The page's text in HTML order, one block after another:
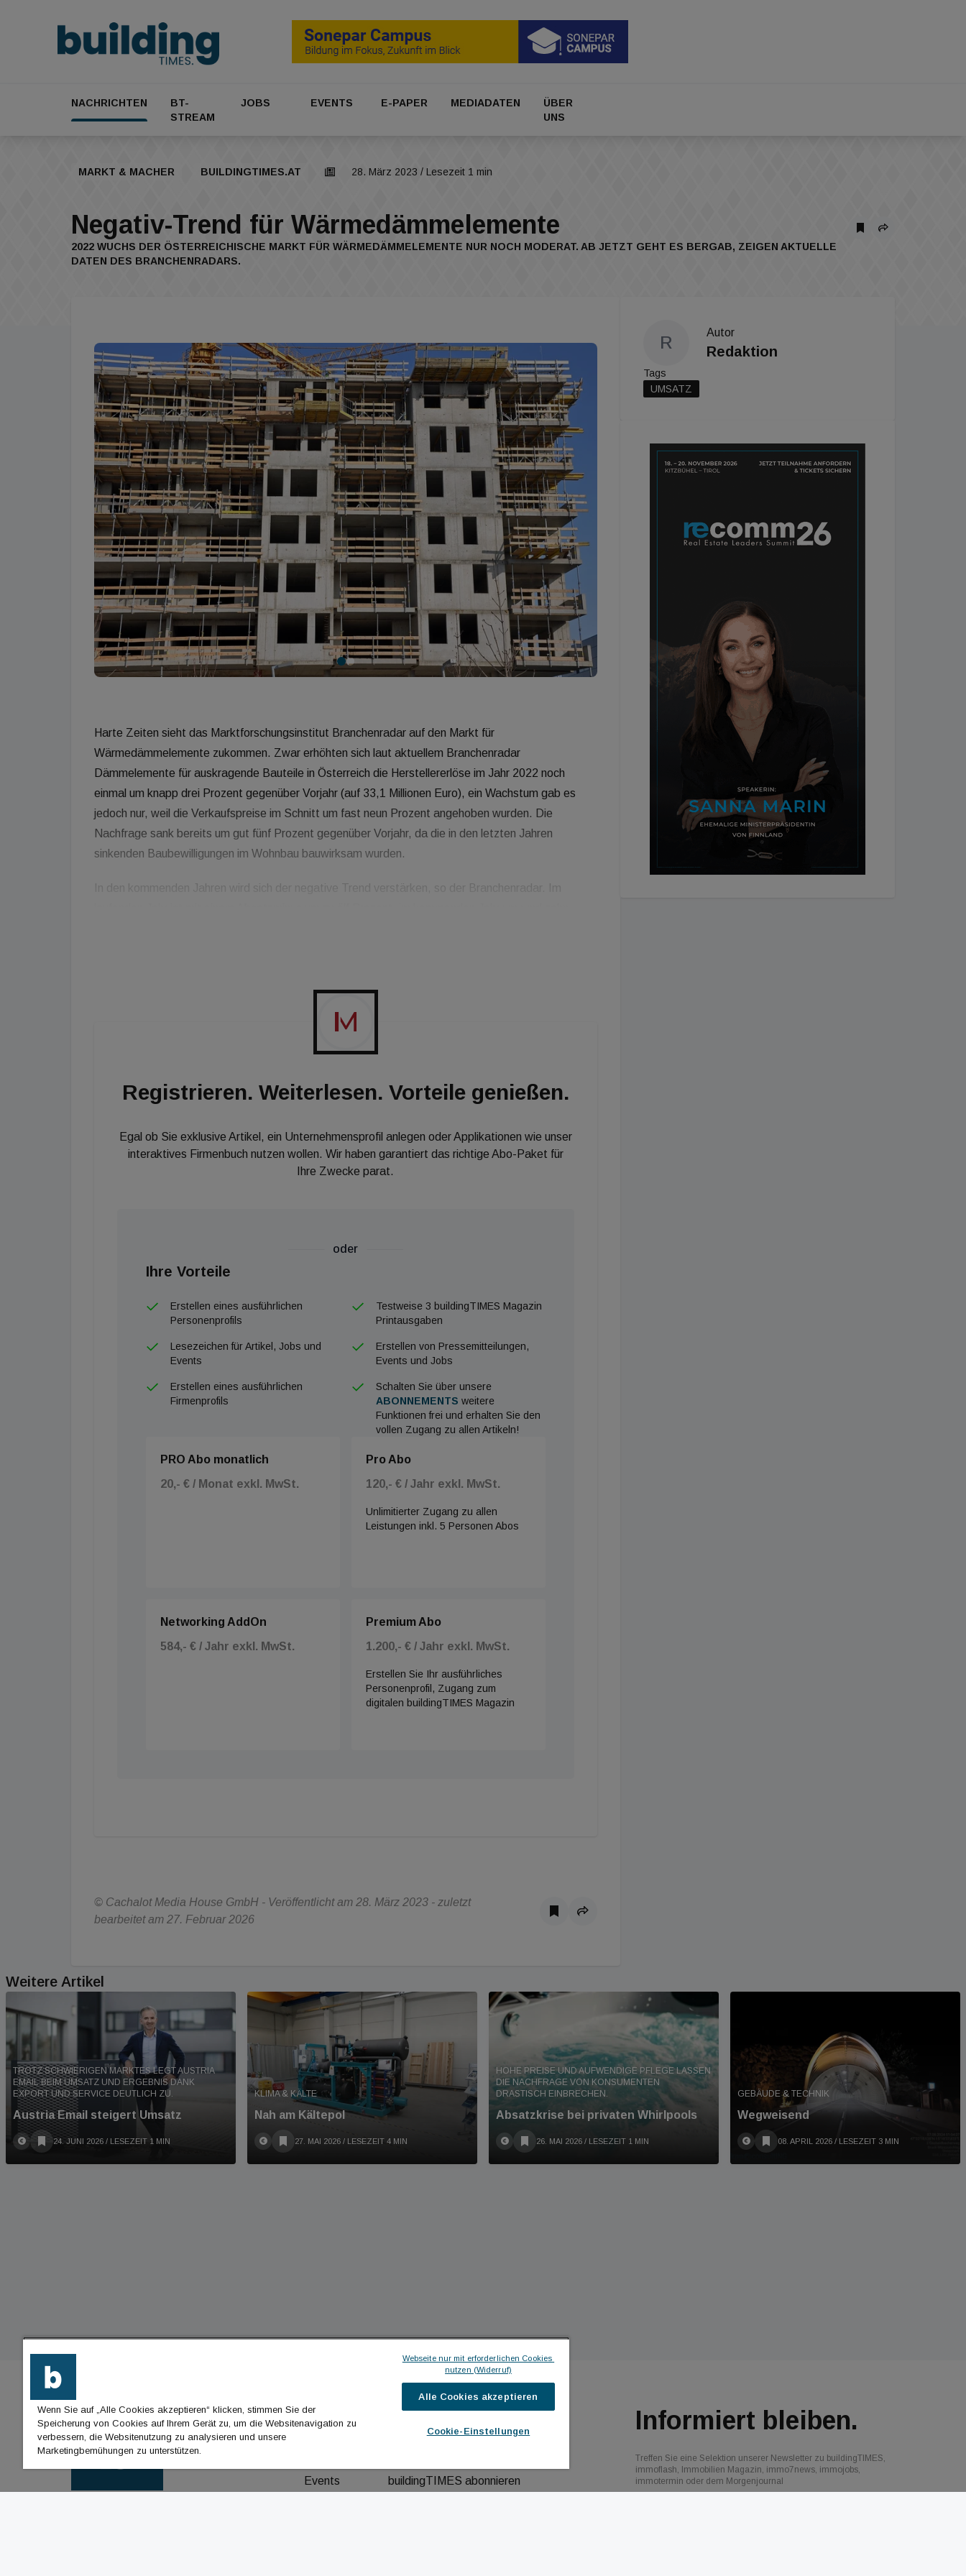
NACHRICHTEN
BT-
STREAM
JOBS EVENTS E-PAPER MEDIADATEN
ÜBER
UNS
MARKT & MACHER BUILDINGTIMES.AT 28. März 2023 / Lesezeit 1 min
Negativ-Trend für Wärmedämmelemente
2022 WUCHS DER ÖSTERREICHISCHE MARKT FÜR WÄRMEDÄMMELEMENTE NUR NOCH MODERAT. AB JETZT GEHT ES BERGAB, ZEIGEN AKTUELLE
DATEN DES BRANCHENRADARS.
Harte Zeiten sieht das Marktforschungsinstitut Branchenradar auf den Markt für
Wärmedämmelemente zukommen. Zwar erhöhten sich laut aktuellem Branchenradar
Dämmelemente für auskragende Bauteile in Österreich die Herstellererlöse im Jahr 2022 noch
einmal um knapp drei Prozent gegenüber Vorjahr (auf 33,1 Millionen Euro), ein Wachstum gab es
jedoch nur, weil die Verkaufspreise im Schnitt um fast neun Prozent angehoben wurden. Die
Nachfrage sank bereits um gut fünf Prozent gegenüber Vorjahr, da die in den letzten Jahren
sinkenden Baubewilligungen im Wohnbau bauwirksam wurden.
In den kommenden Jahren wird sich der negative Trend verstärken, so der Branchenradar. Im
Umsatzrückgang um bis zu fünfzehn Prozent.
Registrieren. Weiterlesen. Vorteile genießen.
Egal ob Sie exklusive Artikel, ein Unternehmensprofil anlegen oder Applikationen wie unser
interaktives Firmenbuch nutzen wollen. Wir haben garantiert das richtige Abo-Paket für
Ihre Zwecke parat.
oder
Ihre Vorteile
Erstellen eines ausführlichen
Personenprofils
Testweise 3 buildingTIMES Magazin
Printausgaben
Lesezeichen für Artikel, Jobs und
Events
Erstellen von Pressemitteilungen,
Events und Jobs
Erstellen eines ausführlichen
Firmenprofils
Schalten Sie über unsere
ABONNEMENTS weitere
Funktionen frei und erhalten Sie den
vollen Zugang zu allen Artikeln!
PRO Abo monatlich
20,- € / Monat exkl. MwSt.
Pro Abo
120,- € / Jahr exkl. MwSt.
Unlimitierter Zugang zu allen
Leistungen inkl. 5 Personen Abos
Networking AddOn
584,- € / Jahr exkl. MwSt.
Premium Abo
1.200,- € / Jahr exkl. MwSt.
Erstellen Sie Ihr ausführliches
Personenprofil, Zugang zum
digitalen buildingTIMES Magazin
© Cachalot Media House GmbH - Veröffentlicht am 28. März 2023 - zuletzt
bearbeitet am 27. Februar 2026
R
Autor
Redaktion
Tags
UMSATZ
Weitere Artikel
TROTZ SCHWIERIGEN MARKTES LEGT AUSTRIA
EMAIL BEIM UMSATZ UND ERGEBNIS DANK
EXPORT UND SERVICE DEUTLICH ZU.
Austria Email steigert Umsatz
24. JUNI 2026 / LESEZEIT 1 MIN
KLIMA & KÄLTE
Nah am Kältepol
27. MAI 2026 / LESEZEIT 4 MIN
HOHE PREISE UND AUFWENDIGE PFLEGE LASSEN
DIE NACHFRAGE VON KONSUMENTEN
DRASTISCH EINBRECHEN.
Absatzkrise bei privaten Whirlpools
26. MAI 2026 / LESEZEIT 1 MIN
GEBÄUDE & TECHNIK
Wegweisend
08. APRIL 2026 / LESEZEIT 3 MIN
BUILDINGTIMES
Events
ICH MÖCHTE ...
buildingTIMES abonnieren
Informiert bleiben.
Treffen Sie eine Selektion unserer Newsletter zu buildingTIMES,
immoflash, Immobilien Magazin, immo7news, immojobs,
immotermin oder dem Morgenjournal
Wenn Sie auf „Alle Cookies akzeptieren“ klicken, stimmen Sie der
Speicherung von Cookies auf Ihrem Gerät zu, um die Websitenavigation zu
verbessern, die Websitenutzung zu analysieren und unsere
Marketingbemühungen zu unterstützen.
Webseite nur mit erforderlichen Cookies
nutzen (Widerruf)
Alle Cookies akzeptieren
Cookie-Einstellungen